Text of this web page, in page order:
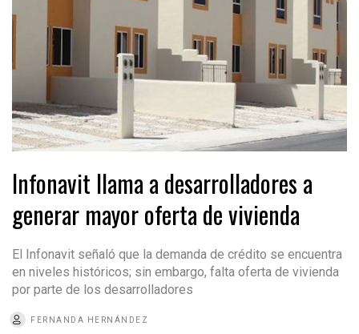
Infonavit llama a desarrolladores a
generar mayor oferta de vivienda
El Infonavit señaló que la demanda de crédito se encuentra
en niveles históricos; sin embargo, falta oferta de vivienda
por parte de los desarrolladores
FERNANDA HERNÁNDEZ